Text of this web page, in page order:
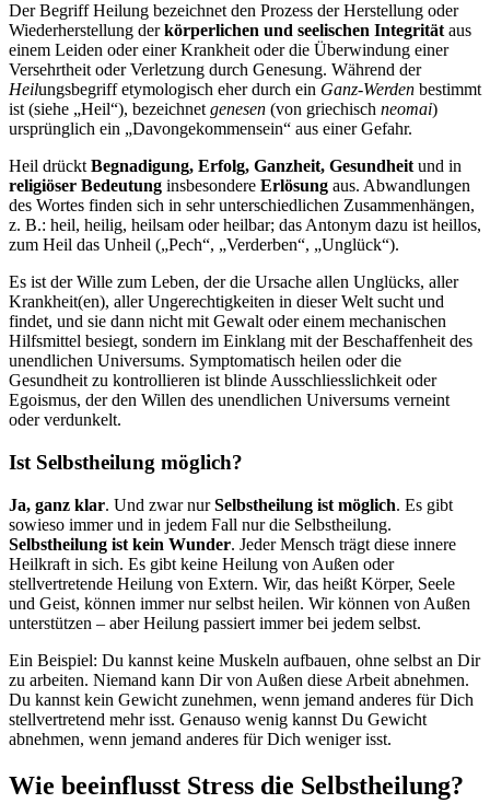
Der Begriff Heilung bezeichnet den Prozess der Herstellung oder
Wiederherstellung derkörperlichen und seelischen Integritätaus
einem Leiden oder einer Krankheit oder die Überwindung einer
Versehrtheit oder Verletzung durch Genesung. Während der
Heilungsbegriff etymologisch eher durch ein Ganz-Werden bestimmt
ist (siehe „Heil“), bezeichnetgenesen (von griechisch neomai)
ursprünglich ein „Davongekommensein“ aus einer Gefahr.
Heil drücktBegnadigung, Erfolg, Ganzheit, Gesundheitund in
religiöser Bedeutung insbesondere Erlösung aus. Abwandlungen
des Wortes finden sich in sehr unterschiedlichen Zusammenhängen,
z. B.: heil, heilig, heilsam oder heilbar; das Antonym dazu ist heillos,
zum Heil das Unheil („Pech“, „Verderben“, „Unglück“).
Es ist der Wille zum Leben, der die Ursache allen Unglücks, aller
Krankheit(en), aller Ungerechtigkeiten in dieser Welt sucht und
findet, und sie dann nicht mit Gewalt oder einem mechanischen
Hilfsmittel besiegt, sondern im Einklang mit der Beschaffenheit des
unendlichen Universums. Symptomatisch heilen oder die
Gesundheit zu kontrollieren ist blinde Ausschliesslichkeit oder
Egoismus, der den Willen des unendlichen Universums verneint
oder verdunkelt.
Ist Selbstheilung möglich?
Ja, ganz klar. Und zwar nurSelbstheilung ist möglich. Es gibt
sowieso immer und in jedem Fall nur die Selbstheilung.
Selbstheilung ist kein Wunder. Jeder Mensch trägt diese innere
Heilkraft in sich. Es gibt keine Heilung von Außen oder
stellvertretende Heilung von Extern. Wir, das heißt Körper, Seele
und Geist, können immer nur selbst heilen. Wir können von Außen
unterstützen – aber Heilung passiert immer bei jedem selbst.
Ein Beispiel: Du kannst keine Muskeln aufbauen, ohne selbst an Dir
zu arbeiten. Niemand kann Dir von Außen diese Arbeit abnehmen.
Du kannst kein Gewicht zunehmen, wenn jemand anderes für Dich
stellvertretend mehr isst. Genauso wenig kannst Du Gewicht
abnehmen, wenn jemand anderes für Dich weniger isst.
Wie beeinflusst Stress die Selbstheilung?